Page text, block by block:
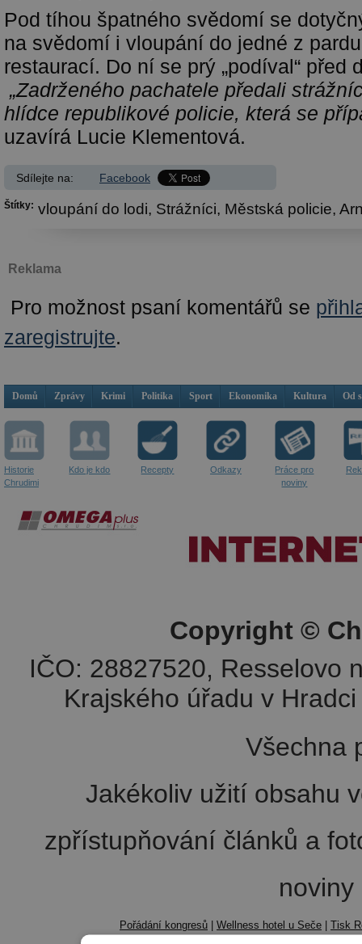
Pod tíhou špatného svědomí se
na svědomí i vloupání do jedné z
restaurací. Do ní se prý „podíval“ před
„Zadrženého pachatele předali
hlídce republikové policie, která se
uzavírá Lucie Klementová.
Sdílejte na: Facebook
Štítky: vloupání do lodi, Strážníci, Městská policie,
Reklama
Pro možnost psaní komentářů se
zaregistrujte.
Domů Zprávy Krimi Politika Sport Ekonomika Kultura Od
Historie
Chrudimi
Kdo je kdo Recepty Odkazy
Práce pro
noviny
Copyright ©
IČO: 28827520, Resselovo
Krajského úřadu v
Všechna
Jakékoliv užití obsahu
zpřístupňování článků a
Pořádání kongresů Wellness hotel u Seče Tisk